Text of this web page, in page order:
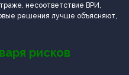
несоответствие ВРИ,
решения лучше объясняют,
рисков